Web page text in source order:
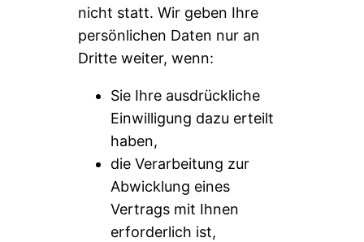
nicht statt. Wir geben Ihre
persönlichen Daten nur an
Dritte weiter, wenn:
Sie Ihre ausdrückliche
Einwilligung dazu erteilt
haben,
die Verarbeitung zur
Abwicklung eines
Vertrags mit Ihnen
erforderlich ist,